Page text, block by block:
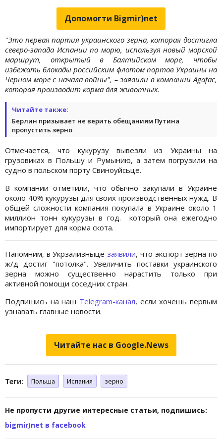
Допомогти Bigmir)net
"Это первая партия украинского зерна, которая достигла
северо-запада Испании по морю, используя новый морской
маршрут, открытый в Балтийском море, чтобы
избежать блокады российским флотом портов Украины на
Черном море с начала войны", – заявили в компании Agafac,
которая производит корма для животных.
Читайте также:
Берлин призывает не верить обещаниям Путина
пропустить зерно
Отмечается, что кукурузу вывезли из Украины на
грузовиках в Польшу и Румынию, а затем погрузили на
судно в польском порту Свиноуйсьце.
В компании отметили, что обычно закупали в Украине
около 40% кукурузы для своих производственных нужд. В
общей сложности компания покупала в Украине около 1
миллион тонн кукурузы в год. который она ежегодно
импортирует для корма скота.
Напомним, в Укрзализныцезаявили, что экспорт зерна по
ж/д достиг "потолка". Увеличить поставки украинского
зерна можно существенно нарастить только при
активной помощи соседних стран.
Подпишись на наш Telegram-канал, если хочешь первым
узнавать главные новости.
Читайте нас в Google.News
Теги: Польша Испания зерно
Не пропусти другие интересные статьи, подпишись:
bigmir)net в facebook